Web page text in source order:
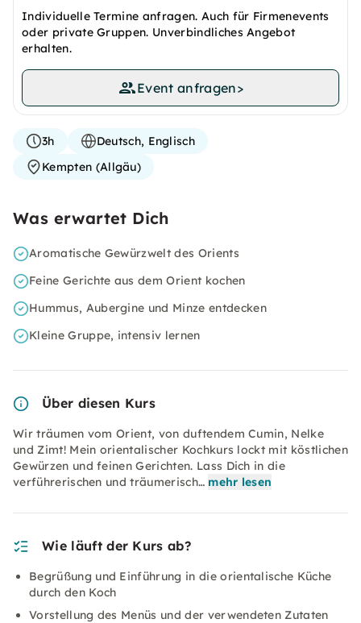
Individuelle Termine anfragen. Auch für Firmenevents
oder private Gruppen. Unverbindliches Angebot
erhalten.
Event anfragen>
3h
Deutsch, Englisch
Kempten (Allgäu)
Was erwartet Dich
Aromatische Gewürzwelt des Orients
Feine Gerichte aus dem Orient kochen
Hummus, Aubergine und Minze entdecken
Kleine Gruppe, intensiv lernen
Über diesen Kurs
Wir träumen vom Orient, von duftendem Cumin, Nelke
und Zimt! Mein orientalischer Kochkurs lockt mit köstlichen
Gewürzen und feinen Gerichten. Lass Dich in die
verführerischen und träumerisch… mehr lesen
Wie läuft der Kurs ab?
Begrüßung und Einführung in die orientalische Küche
durch den Koch
Vorstellung des Menüs und der verwendeten Zutaten